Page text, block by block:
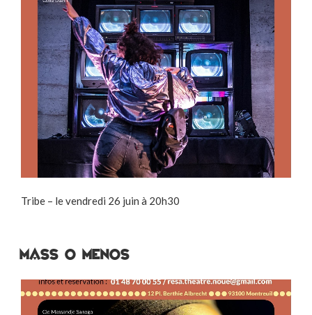
Tribe – le vendredi 26 juin à 20h30
MASS O MENOS